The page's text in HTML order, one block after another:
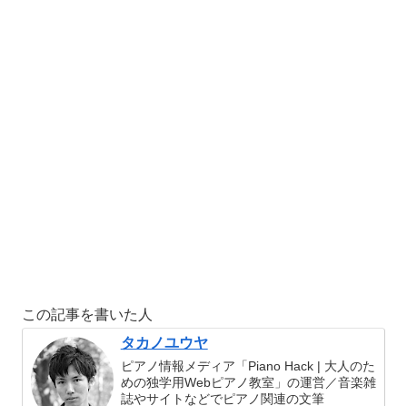
この記事を書いた人
タカノユウヤ
ピアノ情報メディア「Piano Hack | 大人のた
めの独学用Webピアノ教室」の運営／音楽雑
誌やサイトなどでピアノ関連の文筆